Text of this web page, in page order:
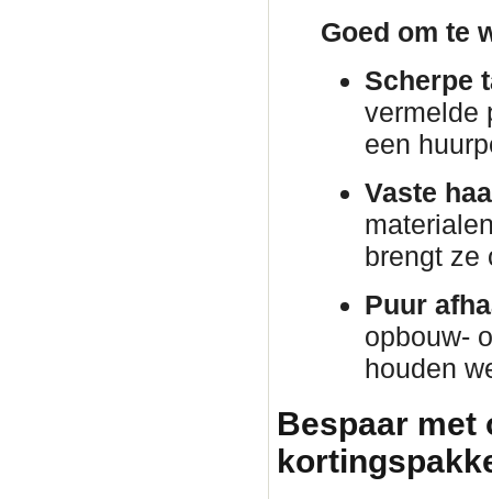
Goed om te
Scherpe
vermelde
een
Vaste
brengt
Puur
opbouw-
houden
Bespaar met